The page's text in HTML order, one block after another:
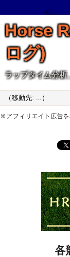
Horse
ログ)
ラップタイム分析
※アフィリエイト広告を
各